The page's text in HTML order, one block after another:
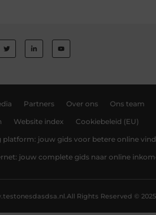
Partners Over ons Ons team
Website index Cookiebeleid (EU)
jouw gids voor betere online
jouw complete gids naar online
All Rights Reserved © 2025